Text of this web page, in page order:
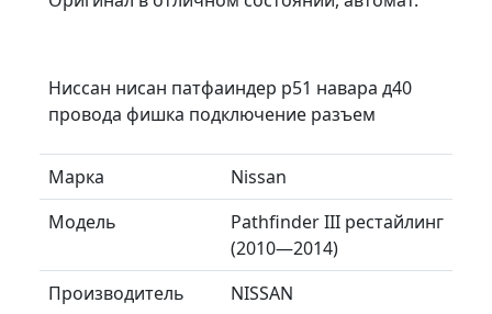
Ниссан нисан патфаиндер р51 навара д40
провода фишка подключение разъем
Марка
Nissan
Модель
Pathfinder III рестайлинг
(2010—2014)
Производитель
NISSAN